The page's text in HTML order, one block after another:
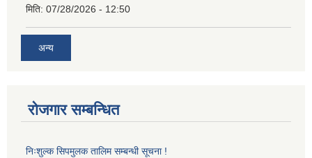
मिति: 07/28/2026 - 12:50
अन्य
रोजगार सम्बन्धित
निःशुल्क सिपमुलक तालिम सम्बन्धी सूचना !